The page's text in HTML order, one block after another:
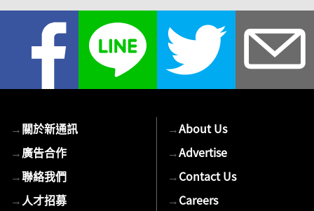
→關於新通訊
→廣告合作
→聯絡我們
→人才招募
→About Us
→Advertise
→Contact Us
→Careers